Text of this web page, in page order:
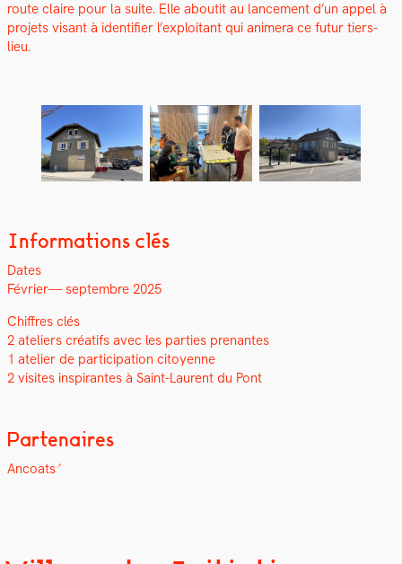
route claire pour la suite. Elle aboutit au lance­ment d’un appel à
pro­jets visant à iden­ti­fi­er l’exploitant qui ani­mera ce futur tiers-
lieu.
Informations clés
Dates
Févri­er— sep­tem­bre 2025
Chiffres clés
2 ate­liers créat­ifs avec les par­ties prenantes
1 ate­lier de par­tic­i­pa­tion citoyenne
2 vis­ites inspi­rantes à Saint-Lau­rent du Pont
Partenaires
Ancoats